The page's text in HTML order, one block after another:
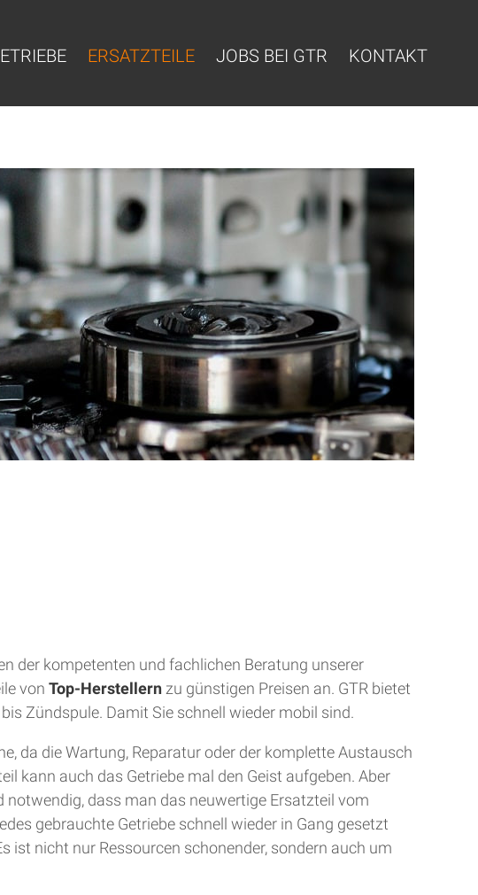
ERSATZTEILE JOBS BEI GTR KONTAKT
der kompetenten und fachlichen Beratung unserer
von Top-Herstellern zu günstigen Preisen an. GTR bietet
Zündspule. Damit Sie schnell wieder mobil sind.
da die Wartung, Reparatur oder der komplette Austausch
kann auch das Getriebe mal den Geist aufgeben. Aber
notwendig, dass man das neuwertige Ersatzteil vom
gebrauchte Getriebe schnell wieder in Gang gesetzt
ist nicht nur Ressourcen schonender, sondern auch um